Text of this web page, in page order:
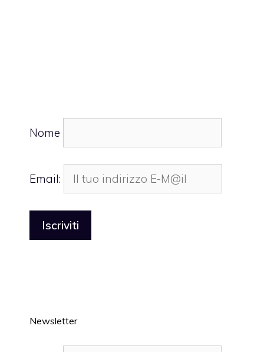
Nome
Email:
Newsletter